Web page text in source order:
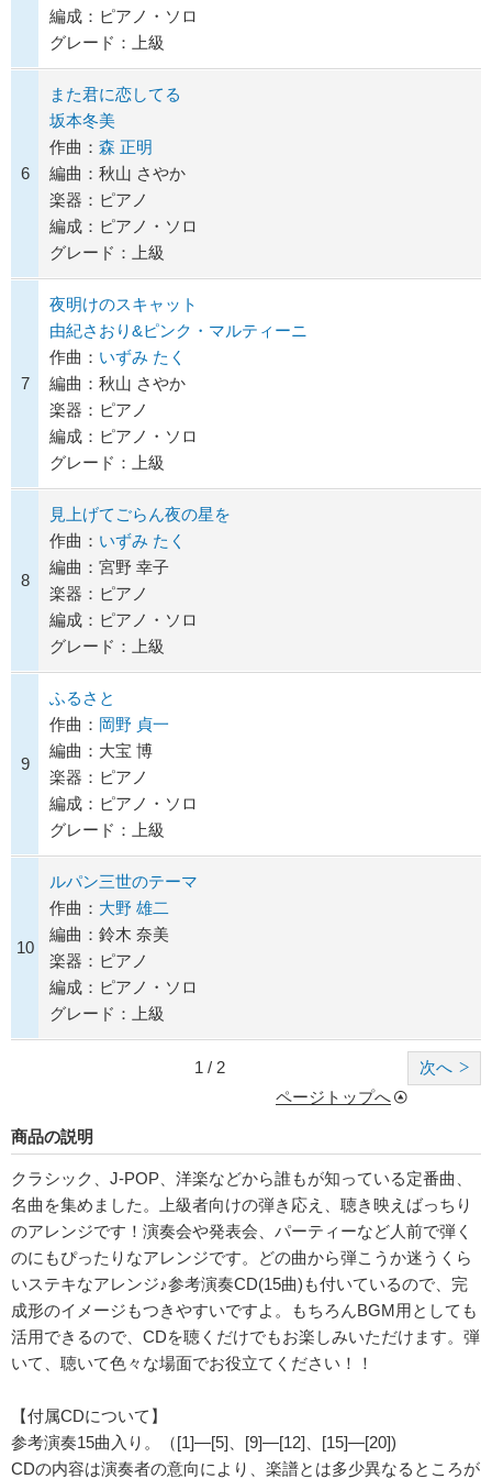
編成：ピアノ・ソロ
グレード：上級
6
また君に恋してる
坂本冬美
作曲： 森 正明
編曲：秋山 さやか
楽器：ピアノ
編成：ピアノ・ソロ
グレード：上級
7
夜明けのスキャット
由紀さおり&ピンク・マルティーニ
作曲： いずみ たく
編曲：秋山 さやか
楽器：ピアノ
編成：ピアノ・ソロ
グレード：上級
8
見上げてごらん夜の星を
作曲： いずみ たく
編曲：宮野 幸子
楽器：ピアノ
編成：ピアノ・ソロ
グレード：上級
9
ふるさと
作曲： 岡野 貞一
編曲：大宝 博
楽器：ピアノ
編成：ピアノ・ソロ
グレード：上級
10
ルパン三世のテーマ
作曲： 大野 雄二
編曲：鈴木 奈美
楽器：ピアノ
編成：ピアノ・ソロ
グレード：上級
次へ
1 / 2
ページトップへ
商品の説明
クラシック、J-POP、洋楽などから誰もが知っている定番曲、
名曲を集めました。上級者向けの弾き応え、聴き映えばっちり
のアレンジです！演奏会や発表会、パーティーなど人前で弾く
のにもぴったりなアレンジです。どの曲から弾こうか迷うくら
いステキなアレンジ♪参考演奏CD(15曲)も付いているので、完
成形のイメージもつきやすいですよ。もちろんBGM用としても
活用できるので、CDを聴くだけでもお楽しみいただけます。弾
いて、聴いて色々な場面でお役立てください！！
【付属CDについて】
参考演奏15曲入り。（[1]―[5]、[9]―[12]、[15]―[20])
CDの内容は演奏者の意向により、楽譜とは多少異なるところが